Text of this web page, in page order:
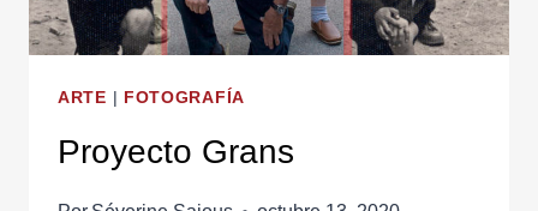
ARTE | FOTOGRAFÍA
Proyecto Grans